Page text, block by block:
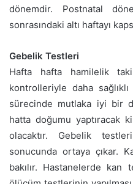
dönemdir. Postnatal
sonrasındaki altı haftayı
Gebelik Testleri
Hafta hafta hamilelik
kontrolleriyle daha
sürecinde mutlaka iyi bir
hatta doğumu yaptıracak
olacaktır. Gebelik
sonucunda ortaya çıkar.
bakılır. Hastanelerde kan